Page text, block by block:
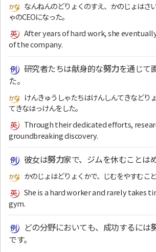
なんねんのどりょくのすえ、かのじょはさ
ゃのCEOになった。
After years of hard work, she
of the company.
研究者たちは献身的な努力を通じて
た。
けんきゅうしゃたちはけんしんてきなどり
てきなはっけんをした。
Through their dedicated efforts,
groundbreaking discovery.
彼女は努力家で、ジムを休むことは
かのじょはどりょくかで、じむをやすむこ
She is a hard worker and rarely takes
gym.
どの分野においても、成功するには
です。